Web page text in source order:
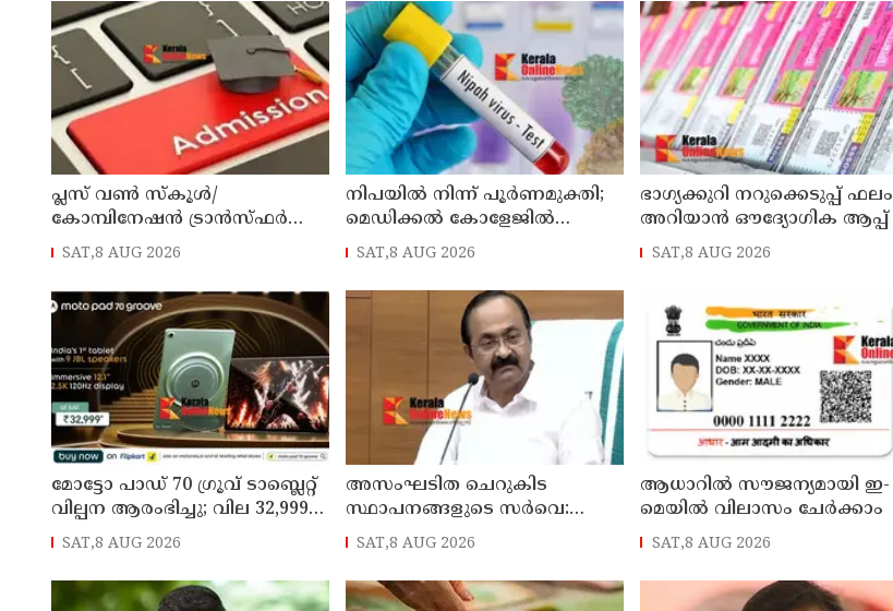
പ്ലസ് വൺ സ്‌കൂൾ/
കോമ്പിനേഷൻ ട്രാൻസ്ഫർ
അഡ്മിഷൻ ആഗസ്ത് 10, 11
SAT,8 AUG 2026
നിപയിൽ നിന്ന് പൂർണമുക്തി;
മെഡിക്കൽ കോളേജിൽ
ചികിത്സയിലിരുന്ന 43കാരൻ
SAT,8 AUG 2026
ഭാഗ്യക്കുറി നറുക്കെടുപ്പ് ഫലം
അറിയാൻ ഔദ്യോഗിക ആപ്പ്
SAT,8 AUG 2026
മോട്ടോ പാഡ് 70 ഗ്രൂവ് ടാബ്ലെറ്റ്
വില്പന ആരംഭിച്ചു; വില 32,999
രൂപ മുതൽ
SAT,8 AUG 2026
അസംഘടിത ചെറുകിട
സ്ഥാപനങ്ങളുടെ സർവെ:
കൃത്യമായ വിവരങ്ങൾ
നൽകണമെന്ന് മുഖ്യമന്ത്രി വി
ഡി സതീശൻ
SAT,8 AUG 2026
ആധാറിൽ സൗജന്യമായി ഇ-
മെയിൽ വിലാസം ചേർക്കാം
SAT,8 AUG 2026